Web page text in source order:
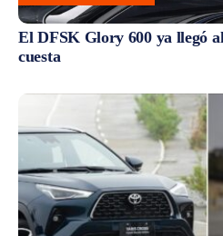
El DFSK Glory 600 ya llegó
cuesta